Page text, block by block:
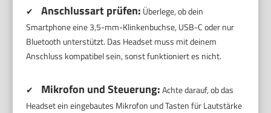
✔ Anschlussart prüfen: Überlege, ob dein
Smartphone eine 3,5-mm-Klinkenbuchse, USB-C oder nur
Bluetooth unterstützt. Das Headset muss mit deinem
Anschluss kompatibel sein, sonst funktioniert es nicht.
✔ Mikrofon und Steuerung:Achte darauf, ob das
Headset ein eingebautes Mikrofon und Tasten für Lautstärke